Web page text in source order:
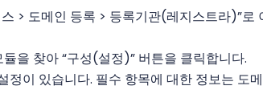
> 도메인 등록 > 등록기관(레지스트라)”로
을 찾아 “구성(설정)” 버튼을 클릭합니다.
정이 있습니다. 필수 항목에 대한 정보는 도